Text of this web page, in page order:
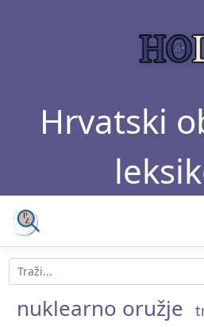
Hrvatski
nuklearno oružje